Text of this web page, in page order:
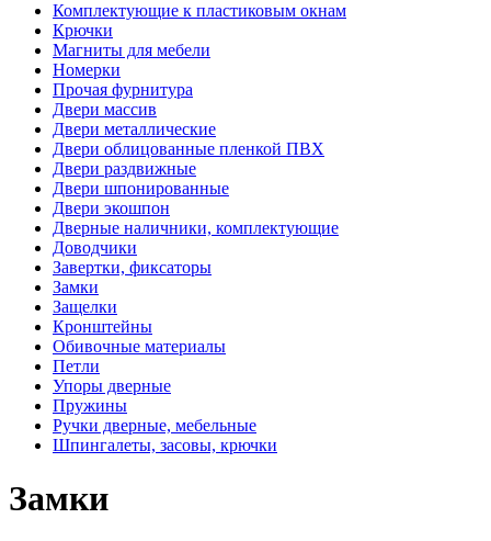
Комплектующие к пластиковым окнам
Крючки
Магниты для мебели
Номерки
Прочая фурнитура
Двери массив
Двери металлические
Двери облицованные пленкой ПВХ
Двери раздвижные
Двери шпонированные
Двери экошпон
Дверные наличники, комплектующие
Доводчики
Завертки, фиксаторы
Замки
Защелки
Кронштейны
Обивочные материалы
Петли
Упоры дверные
Пружины
Ручки дверные, мебельные
Шпингалеты, засовы, крючки
Замки